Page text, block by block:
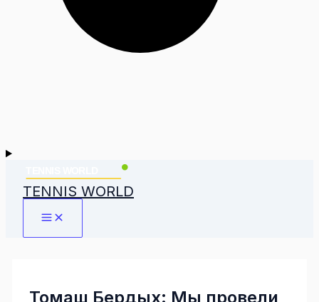
TENNIS WORLD
Томаш Бердых: Мы провели